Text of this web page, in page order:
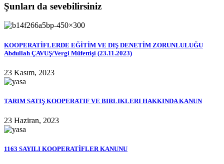
Şunları da sevebilirsiniz
KOOPERATİFLERDE EĞİTİM VE DIŞ DENETİM ZORUNLULUĞU
Abdullah ÇAVUŞ/Vergi Müfettişi (23.11.2023)
23 Kasım, 2023
TARIM SATIŞ KOOPERATIF VE BIRLIKLERI HAKKINDA KANUN
23 Haziran, 2023
1163 SAYILI KOOPERATİFLER KANUNU